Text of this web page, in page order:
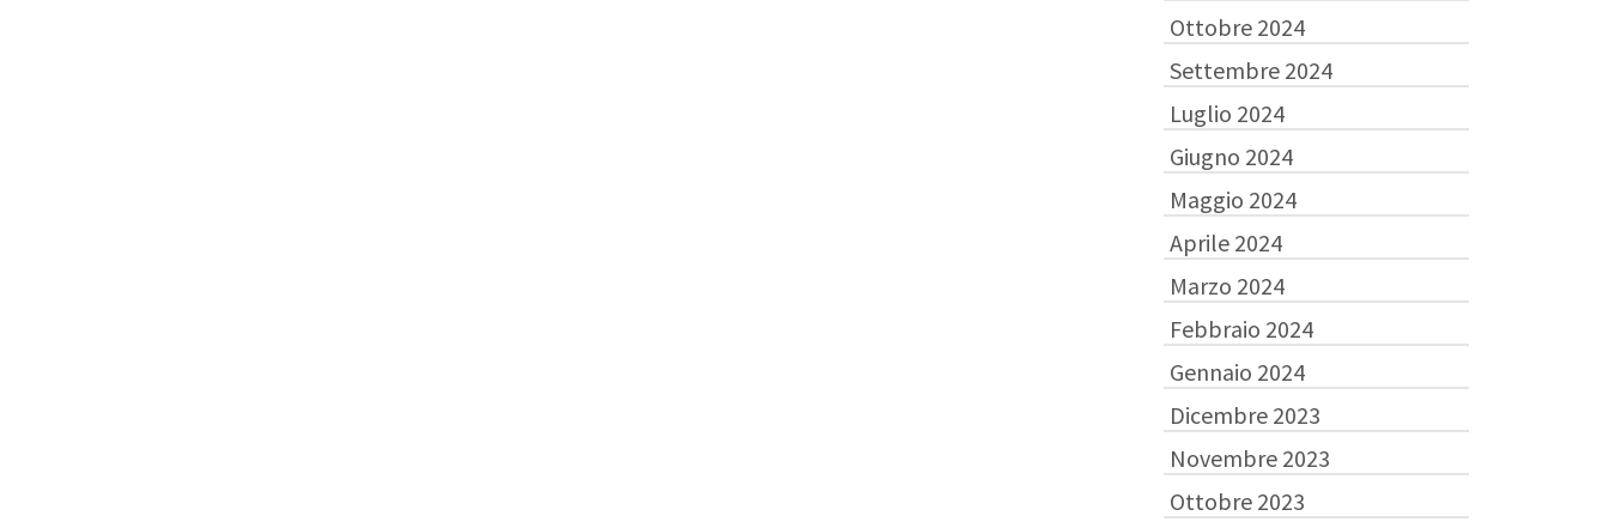
Ottobre 2024
Settembre 2024
Luglio 2024
Giugno 2024
Maggio 2024
Aprile 2024
Marzo 2024
Febbraio 2024
Gennaio 2024
Dicembre 2023
Novembre 2023
Ottobre 2023